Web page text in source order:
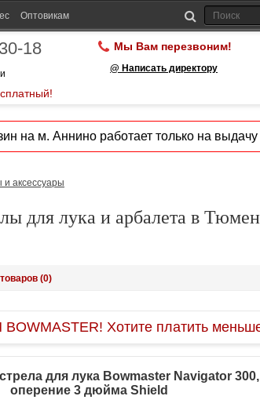
Оптовикам
18 Мы Вам перезвоним!
@ Написать директору
на м. Аннино работает только на
аксессуары
для лука и арбалета в
(0)
Хотите платить
для лука Bowmaster Navigator 300,
оперение 3 дюйма Shield